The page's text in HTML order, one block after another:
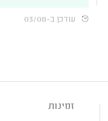
עודכן ב-03/08
זמינות